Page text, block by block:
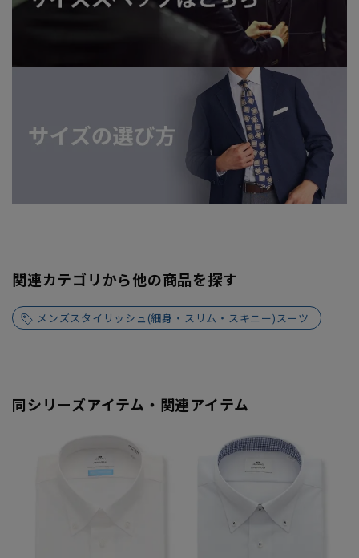
関連カテゴリから他の商品を探す
メンズスタイリッシュ(細身・スリム・スキニー)スーツ
同シリーズアイテム・関連アイテム